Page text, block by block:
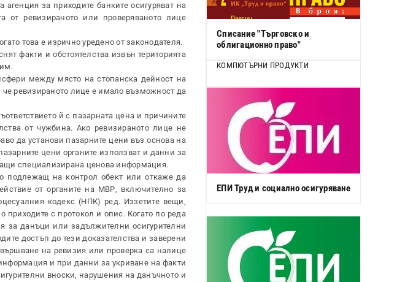
за приходите банките осигуряват на
от ревизираното или проверяваното лице
това е изрично уредено от законодателя.
факти и обстоятелства извън територията
между място на стопанска дейност на
ревизираното лице е имало възможност да
й с пазарната цена и причините
от чужбина. Ако ревизираното лице не
да установи пазарните цени въз основа на
цени органите използват и данни за
специализирана ценова информация.
подлежащ на контрол обект или откаже да
от органите на МВР, включително за
кодекс (НПК) ред. Иззетите вещи,
с протокол и опис. Когато по реда
за данъци или задължителни осигурителни
достъп до тези доказателства и заверени
на ревизия или проверка са налице
и при данни за укриване на факти
вноски, нарушения на данъчното и
Списание "Търговско и
облигационно право"
КОМПЮТЪРНИ ПРОДУКТИ
ЕПИ Труд и социално осигуряване